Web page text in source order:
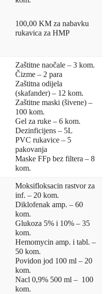
100,00 KM za nabavku
rukavica za HMP
Zaštitne naočale – 3 kom.
Čizme – 2 para
Zaštitna odijela
(skafander) – 12 kom.
Zaštitne maski (šivene) –
100 kom.
Gel za ruke – 6 kom.
Dezinficijens – 5L
PVC rukavice – 5
pakovanja
Maske FFp bez filtera – 8
kom.
Moksifloksacin rastvor za
inf. – 20 kom.
Diklofenak amp. – 60
kom.
Glukoza 5% i 10% – 35
kom.
Hemomycin amp. i tabl. –
50 kom.
Povidon jod 100 ml – 20
kom.
Nacl 0,9% 500 ml – 100
kom.